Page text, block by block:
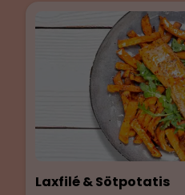
Laxfilé & Sötpotatis